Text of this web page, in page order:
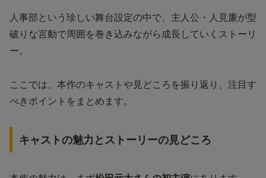
人事部という珍しい舞台設定の中で、主人公・人見廉が型
破りな言動で周囲を巻き込みながら成長していくストーリ
ー。
ここでは、本作のキャストや見どころを振り返り、注目す
べきポイントをまとめます。
キャストの魅力とストーリーの見どころ